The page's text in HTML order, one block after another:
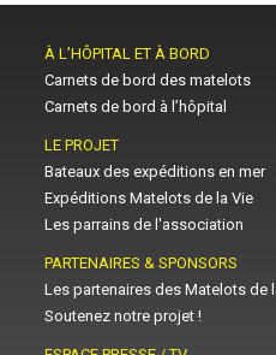
À L’HÔPITAL ET À BORD
Carnets de bord des matelots
Carnets de bord à l’hôpital
LE PROJET
Bateaux des expéditions en mer
Expéditions Matelots de la Vie
Les parrains de l'association
PARTENAIRES & SPONSORS
Les partenaires des Matelots de
Soutenez notre projet !